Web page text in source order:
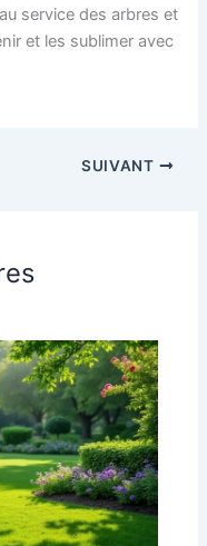
service des arbres et
et les sublimer avec
SUIVANT